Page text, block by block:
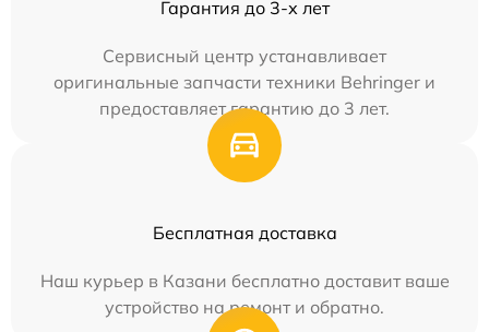
Гарантия до 3-х лет
Сервисный центр устанавливает
оригинальные запчасти техники Behringer и
предоставляет гарантию до 3 лет.
Бесплатная доставка
Наш курьер в Казани бесплатно доставит ваше
устройство на ремонт и обратно.